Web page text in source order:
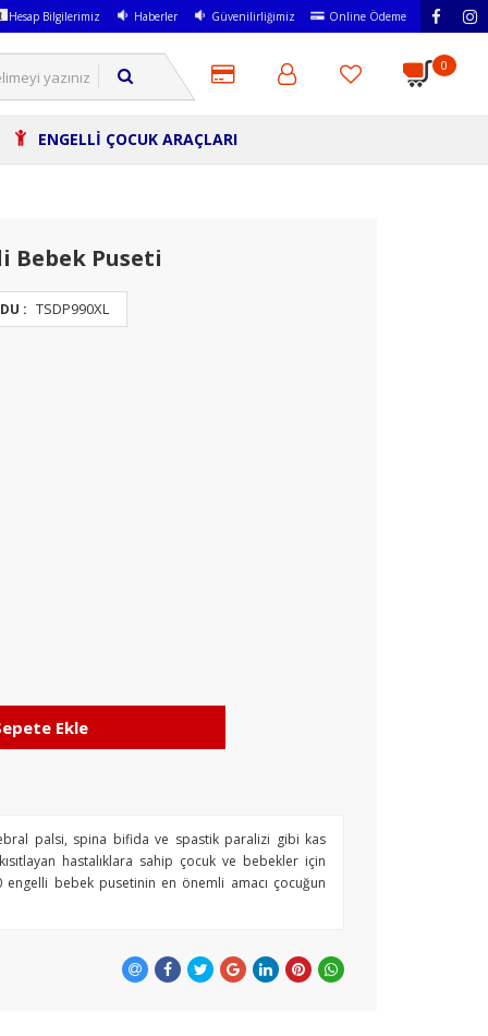
Hesap Bilgilerimiz Haberler Güvenilirliğimiz Online Ödeme
0
ENGELLİ ÇOCUK ARAÇLARI
Bebek Puseti
: TSDP990XL
Ekle
palsi, spina bifida ve spastik paralizi gibi kas
hastalıklara sahip çocuk ve bebekler için
bebek pusetinin en önemli amacı çocuğun